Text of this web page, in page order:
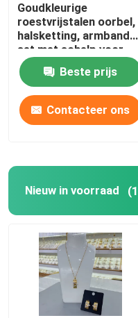
Goudkleurige
roestvrijstalen oorbel,
halsketting, armband
set met schelp voor
dame, hart ontwerpen
Beste prijs
Contacteer ons
Nieuw in voorraad